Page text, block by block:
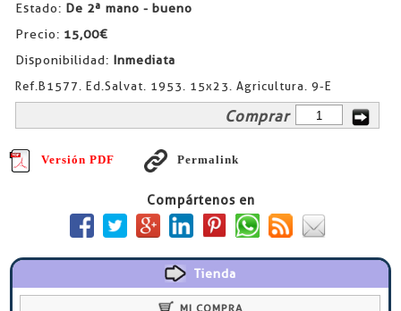
Estado: De 2ª mano - bueno
Precio: 15,00€
Disponibilidad: Inmediata
Ref.B1577. Ed.Salvat. 1953. 15x23. Agricultura. 9-E
Comprar
Versión PDF Permalink
Compártenos en
Tienda
MI COMPRA